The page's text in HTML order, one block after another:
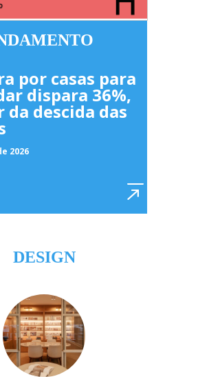
por casas para
dispara 36%,
da descida das
2026
DESIGN